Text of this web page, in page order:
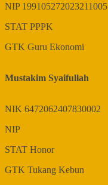
NIP 199105272023211005
STAT PPPK
GTK Guru Ekonomi
Mustakim Syaifullah
NIK 6472062407830002
NIP
STAT Honor
GTK Tukang Kebun